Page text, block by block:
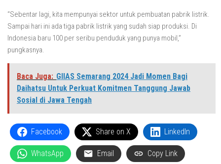
“Sebentar lagi, kita mempunyai sektor untuk pembuatan pabrik listrik.
Sampai hari ini ada tiga pabrik listrik yang sudah siap produksi. Di
Indonesia baru 100 per seribu penduduk yang punya mobil,”
pungkasnya.
Baca Juga: GIIAS Semarang 2024 Jadi Momen Bagi
Daihatsu Untuk Perkuat Komitmen Tanggung Jawab
Sosial di Jawa Tengah
Facebook Share on X LinkedIn
WhatsApp Email Copy Link